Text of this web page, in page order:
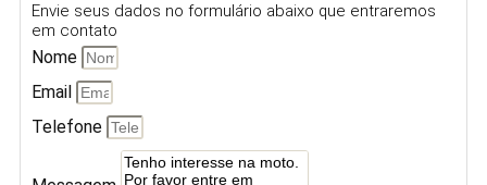
Envie seus dados no formulário abaixo que entraremos
em contato
Nome
Email
Telefone